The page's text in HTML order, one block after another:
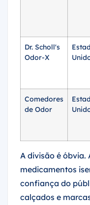
Dr. Scholl's
Odor-X
Comedores
de Odor
A divisão é óbvia.
medicamentos
confiança do
calçados e